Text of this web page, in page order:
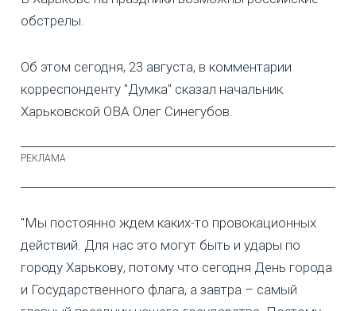
обстрелы.
Об этом сегодня, 23 августа, в комментарии
корреспонденту "Думка" сказал начальник
Харьковской ОВА Олег Синегубов.
"Мы постоянно ждем каких-то провокационных
действий. Для нас это могут быть и удары по
городу Харькову, потому что сегодня День города
и Государственного флага, а завтра – самый